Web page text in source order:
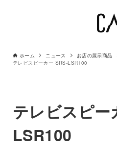
ホーム ニュース お店の展示商品
テレビスピーカー SRS-LSR100
テレビスピー
LSR100